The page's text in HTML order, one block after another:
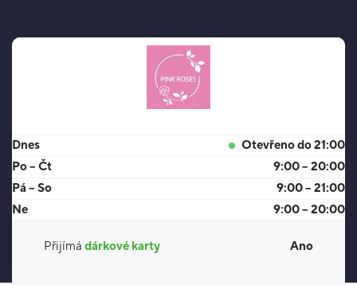
Dnes
Otevřeno do 21:00
Po – Čt
9:00 – 20:00
Pá – So
9:00 – 21:00
Ne
9:00 – 20:00
Přijímá dárkové karty Ano